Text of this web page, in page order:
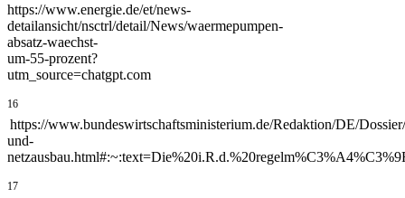
https://www.energie.de/et/news-
detailansicht/nsctrl/detail/News/waermepumpen-
absatz-waechst-
um-55-prozent?
utm_source=chatgpt.com
16
https://www.bundeswirtschaftsministerium.de/Redaktion/DE/
und-
17